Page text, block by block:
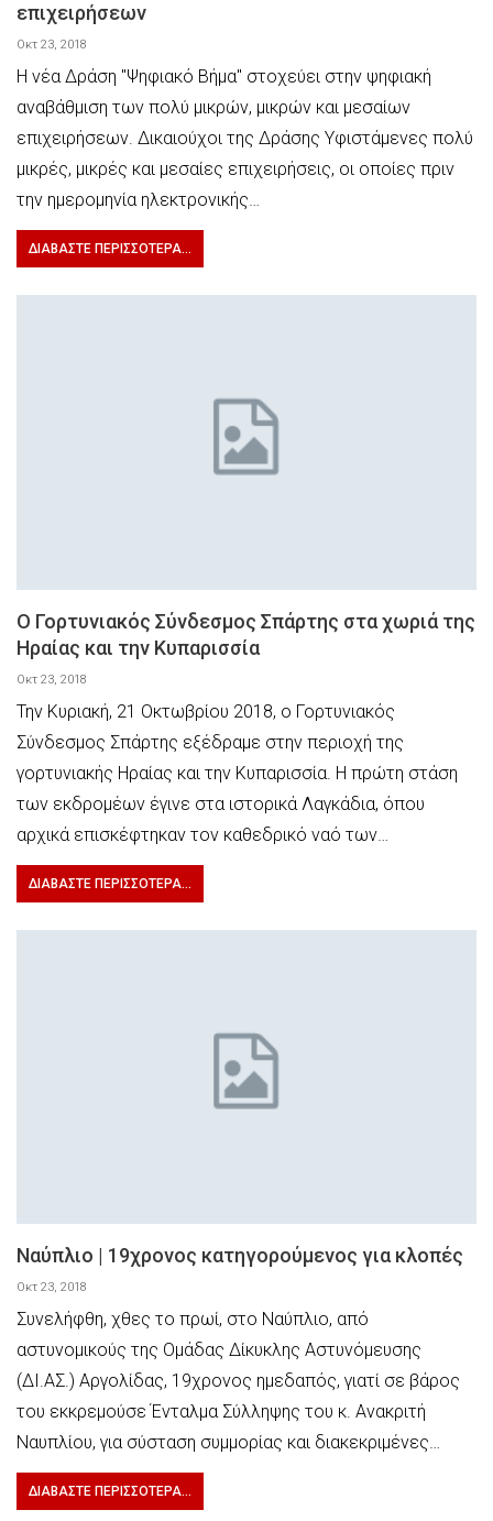
επιχειρήσεων
Οκτ 23, 2018
Η νέα Δράση "Ψηφιακό Βήμα" στοχεύει στην ψηφιακή
αναβάθμιση των πολύ μικρών, μικρών και μεσαίων
επιχειρήσεων. Δικαιούχοι της Δράσης Υφιστάμενες πολύ
μικρές, μικρές και μεσαίες επιχειρήσεις, οι οποίες πριν
την ημερομηνία ηλεκτρονικής…
ΔΙΑΒΆΣΤΕ ΠΕΡΙΣΣΌΤΕΡΑ...
Ο Γορτυνιακός Σύνδεσμος Σπάρτης στα χωριά της
Ηραίας και την Κυπαρισσία
Οκτ 23, 2018
Την Κυριακή, 21 Οκτωβρίου 2018, ο Γορτυνιακός
Σύνδεσμος Σπάρτης εξέδραμε στην περιοχή της
γορτυνιακής Ηραίας και την Κυπαρισσία. Η πρώτη στάση
των εκδρομέων έγινε στα ιστορικά Λαγκάδια, όπου
αρχικά επισκέφτηκαν τον καθεδρικό ναό των…
ΔΙΑΒΆΣΤΕ ΠΕΡΙΣΣΌΤΕΡΑ...
Ναύπλιο | 19χρονος κατηγορούμενος για κλοπές
Οκτ 23, 2018
Συνελήφθη, χθες το πρωί, στο Ναύπλιο, από
αστυνομικούς της Ομάδας Δίκυκλης Αστυνόμευσης
(ΔΙ.ΑΣ.) Αργολίδας, 19χρονος ημεδαπός, γιατί σε βάρος
του εκκρεμούσε Ένταλμα Σύλληψης του κ. Ανακριτή
Ναυπλίου, για σύσταση συμμορίας και διακεκριμένες…
ΔΙΑΒΆΣΤΕ ΠΕΡΙΣΣΌΤΕΡΑ...